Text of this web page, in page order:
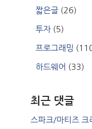
짧은글 (26)
투자 (5)
프로그래밍
하드웨어 (33)
최근 댓글
스파크/마티즈 크